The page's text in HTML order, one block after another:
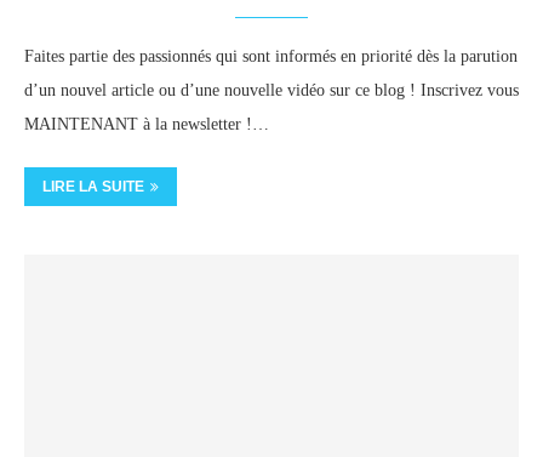
Faites partie des passionnés qui sont informés en priorité dès la parution
d’un nouvel article ou d’une nouvelle vidéo sur ce blog ! Inscrivez vous
MAINTENANT à la newsletter !…
LIRE LA SUITE